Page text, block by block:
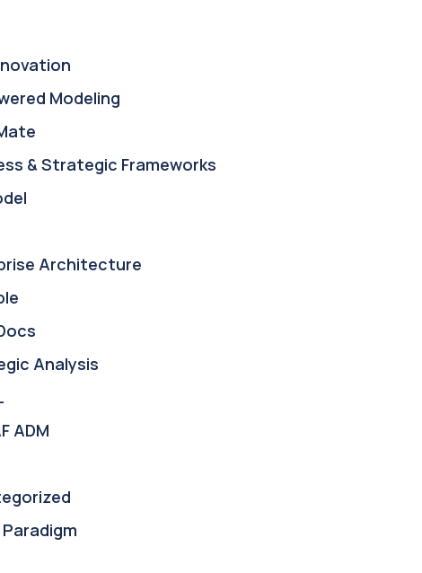
Modeling
& Strategic Frameworks
Architecture
Analysis
ADM